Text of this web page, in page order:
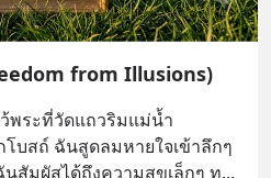
from Illusions)
ระที่วัดแถวริมแม่น้ำ
โบสถ์ ฉันสูดลมหายใจเข้าลึกๆ
สัมผัสได้ถึงความสุขเล็กๆ ท